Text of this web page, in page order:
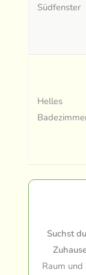
Südfenster
Helles
Suchst
Raum